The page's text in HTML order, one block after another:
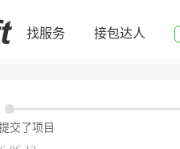
找服务 接包达人
交了项目